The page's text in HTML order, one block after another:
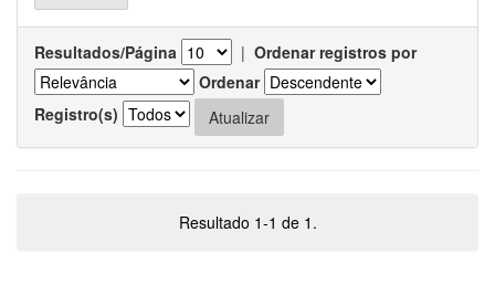
Resultados/Página | Ordenar registros por
Ordenar
Registro(s)
Resultado 1-1 de 1.